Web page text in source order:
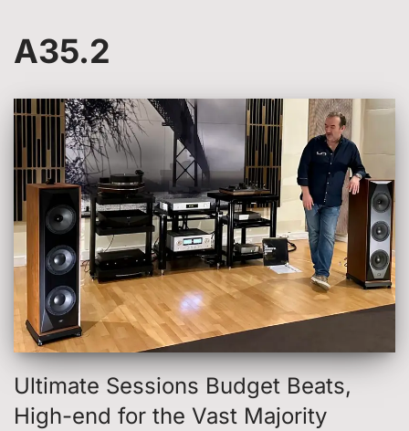
A35.2
Ultimate Sessions Budget Beats,
High-end for the Vast Majority